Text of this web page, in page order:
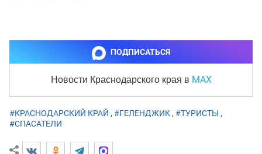
ПОДПИСАТЬСЯ
Новости Краснодарского края в MAX
#КРАСНОДАРСКИЙ КРАЙ , #ГЕЛЕНДЖИК, #ТУРИСТЫ ,
#СПАСАТЕЛИ